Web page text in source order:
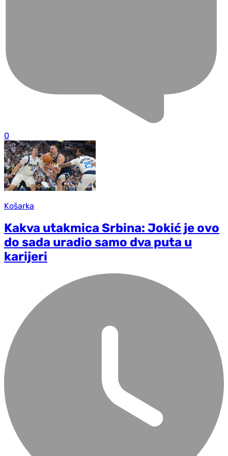
0
Košarka
Kakva utakmica Srbina: Jokić je ovo
do sada uradio samo dva puta u
karijeri